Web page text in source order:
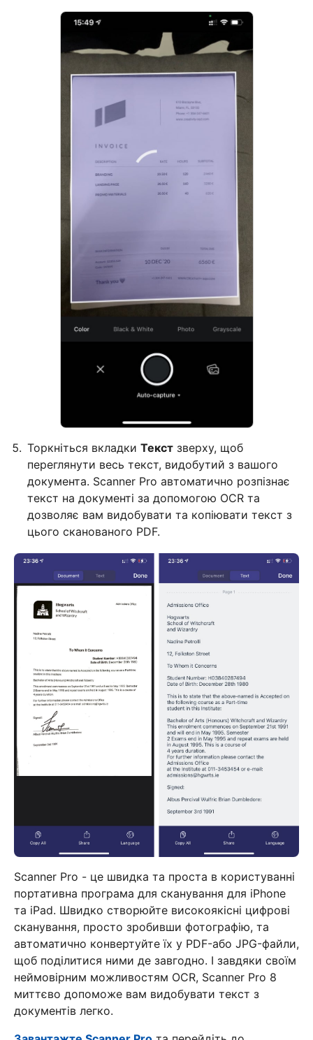
Торкніться вкладки Текст зверху, щоб
переглянути весь текст, видобутий з вашого
документа. Scanner Pro автоматично розпізнає
текст на документі за допомогою OCR та
дозволяє вам видобувати та копіювати текст з
цього сканованого PDF.
Scanner Pro - це швидка та проста в користуванні
портативна програма для сканування для iPhone
та iPad. Швидко створюйте високоякісні цифрові
сканування, просто зробивши фотографію, та
автоматично конвертуйте їх у PDF-або JPG-файли,
щоб поділитися ними де завгодно. І завдяки своїм
неймовірним можливостям OCR, Scanner Pro 8
миттєво допоможе вам видобувати текст з
документів легко.